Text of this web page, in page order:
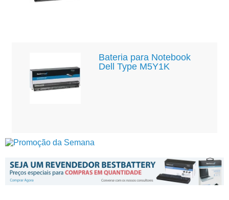
Bateria para Notebook
Dell Type M5Y1K